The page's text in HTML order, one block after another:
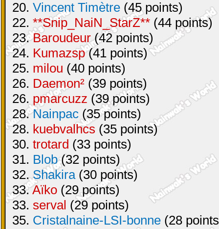
20. Vincent Timètre (45 points)
22. **Snip_NaiN_StarZ** (44 points)
23.Baroudeur(42 points)
24. Kumazsp(41 points)
25. milou (40 points)
26. Daemon² (39 points)
26. pmarcuzz (39 points)
28.Nainpac (35 points)
28. kuebvalhcs (35 points)
30. trotard (33 points)
31. Blob(32 points)
32.Shakira(30 points)
33.Aïko (29 points)
33. serval (29 points)
35. Cristalnaine-LSI-bonne (28